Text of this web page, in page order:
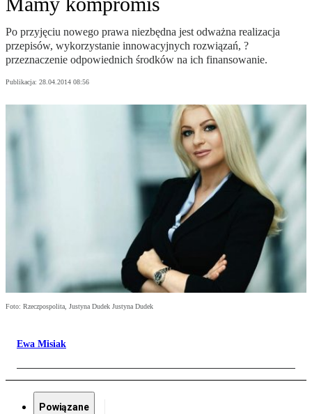
Po przyjęciu nowego prawa niezbędna jest odważna realizacja
przepisów, wykorzystanie innowacyjnych rozwiązań, ?
przeznaczenie odpowiednich środków na ich finansowanie.
Publikacja: 28.04.2014 08:56
Foto: Rzeczpospolita, Justyna Dudek Justyna Dudek
Ewa Misiak
Powiązane